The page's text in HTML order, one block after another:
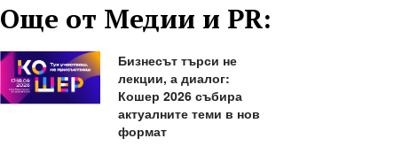
Още от Медии и PR:
Бизнесът търси не
лекции, а диалог:
Кошер 2026 събира
актуалните теми в нов
формат